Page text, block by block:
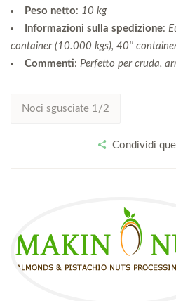
Peso netto: 10 kg
Informazioni sulla spedizione:
container (10.000 kgs), 40''
Commenti: Perfetto per cruda,
Noci sgusciate 1/2
Condividi